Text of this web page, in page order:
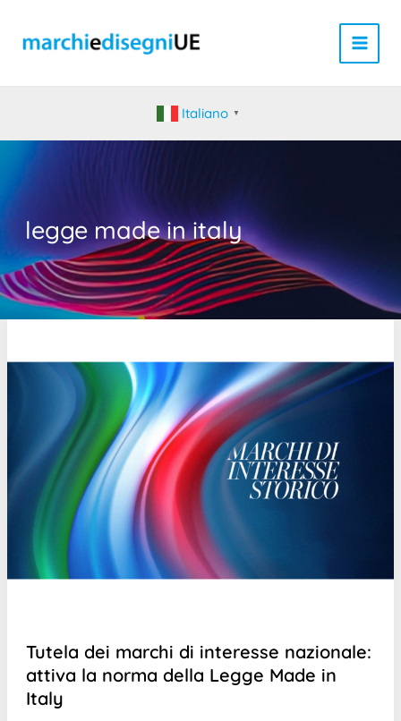
contenuto
Italiano ▼
legge made in italy
Tutela dei marchi di interesse nazionale:
attiva la norma della Legge Made in
Italy